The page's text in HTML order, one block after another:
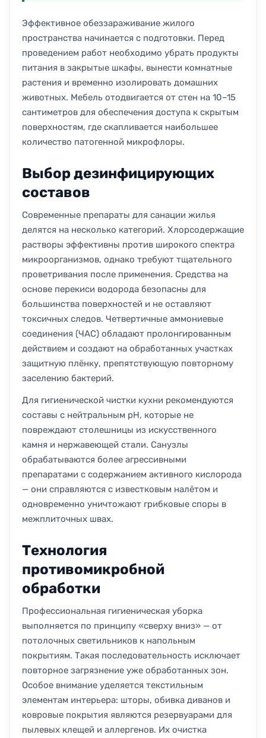
Эффективное обеззараживание жилого
пространства начинается с подготовки. Перед
проведением работ необходимо убрать продукты
питания в закрытые шкафы, вынести комнатные
растения и временно изолировать домашних
животных. Мебель отодвигается от стен на 10–15
сантиметров для обеспечения доступа к скрытым
поверхностям, где скапливается наибольшее
количество патогенной микрофлоры.
Выбор дезинфицирующих
составов
Современные препараты для санации жилья
делятся на несколько категорий. Хлорсодержащие
растворы эффективны против широкого спектра
микроорганизмов, однако требуют тщательного
проветривания после применения. Средства на
основе перекиси водорода безопасны для
большинства поверхностей и не оставляют
токсичных следов. Четвертичные аммониевые
соединения (ЧАС) обладают пролонгированным
действием и создают на обработанных участках
защитную плёнку, препятствующую повторному
заселению бактерий.
Для гигиенической чистки кухни рекомендуются
составы с нейтральным pH, которые не
повреждают столешницы из искусственного
камня и нержавеющей стали. Санузлы
обрабатываются более агрессивными
препаратами с содержанием активного кислорода
— они справляются с известковым налётом и
одновременно уничтожают грибковые споры в
межплиточных швах.
Технология
противомикробной
обработки
Профессиональная гигиеническая уборка
выполняется по принципу «сверху вниз» — от
потолочных светильников к напольным
покрытиям. Такая последовательность исключает
повторное загрязнение уже обработанных зон.
Особое внимание уделяется текстильным
элементам интерьера: шторы, обивка диванов и
ковровые покрытия являются резервуарами для
пылевых клещей и аллергенов. Их очистка